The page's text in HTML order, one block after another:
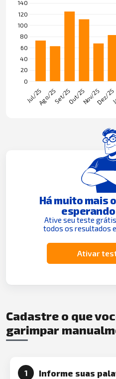
Há muito mais
Ative seu teste
todos os resultados
Ativar
Cadastre o que
garimpar
1 Informe suas